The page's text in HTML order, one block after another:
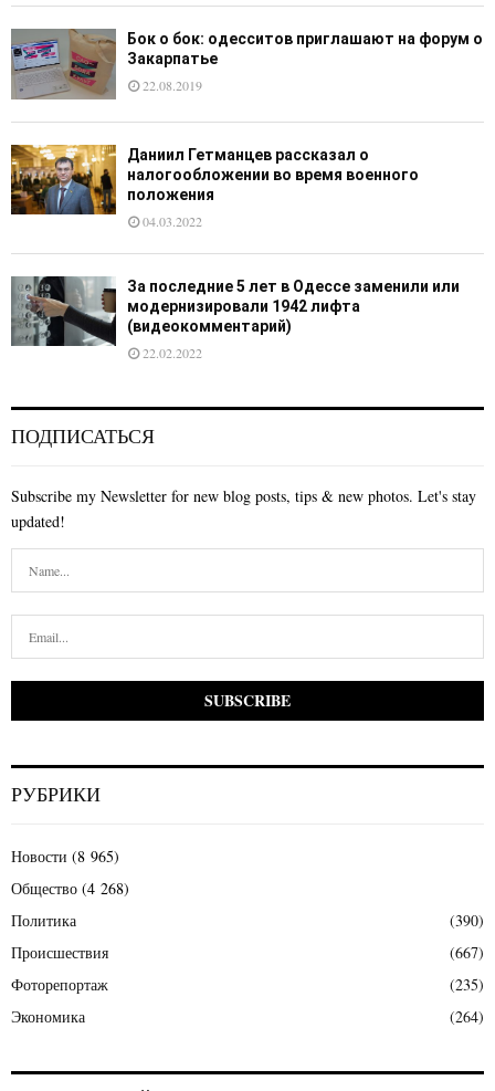
Бок о бок: одесситов приглашают на форум о
Закарпатье
22.08.2019
Даниил Гетманцев рассказал о
налогообложении во время военного
положения
04.03.2022
За последние 5 лет в Одессе заменили или
модернизировали 1942 лифта
(видеокомментарий)
22.02.2022
ПОДПИСАТЬСЯ
Subscribe my Newsletter for new blog posts, tips & new photos. Let's stay
updated!
РУБРИКИ
Новости (8 965)
Общество (4 268)
Политика
(390)
Происшествия
(667)
Фоторепортаж
(235)
Экономика
(264)